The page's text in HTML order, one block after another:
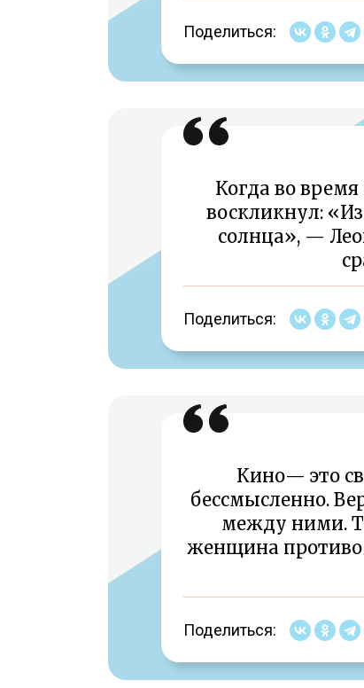
Поделиться:
Когда во
воскликнул:
солнца», —
Поделиться:
Кино— это
бессмысленно.
между ними.
женщина
Поделиться: